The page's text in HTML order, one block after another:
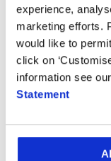
experience,
marketing efforts.
would like to
click on
information see our
Statement
innovative
Möchten Sie
Wir würden uns
unserer
Anregungen zu